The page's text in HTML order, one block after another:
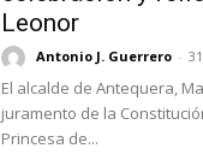
Leonor
Antonio J. Guerrero -
El alcalde de Antequera,
juramento de la
Princesa de...